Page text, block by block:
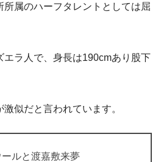
所属のハーフタレントとしては屈
エラ人で、身長は190cmあり股下
似だと言われています。
ルと渡嘉敷来夢